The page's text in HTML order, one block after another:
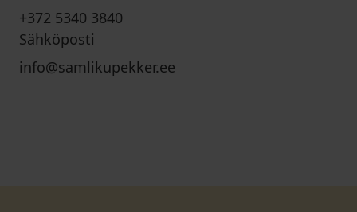
+372 5340 3840
Sähköposti
info@samlikupekker.ee